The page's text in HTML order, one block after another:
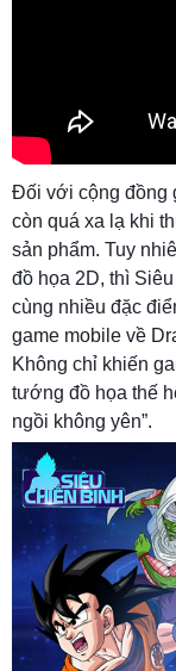
Đối với cộng đồng
còn quá xa lạ khi
sản phẩm. Tuy
đồ họa 2D, thì
cùng nhiều đặc
game mobile về
Không chỉ khiến
tướng đồ họa thế
ngồi không yên”.